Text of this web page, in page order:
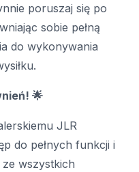
poruszaj się po
sobie pełną
do wykonywania
🌟
JLR
do pełnych funkcji i
wszystkich